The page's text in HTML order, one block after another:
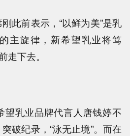
此前表示，“以鲜为美”是乳
主旋律，新希望乳业将笃
走下去。
望乳业品牌代言人唐钱婷不
破纪录，“泳无止境”。而在